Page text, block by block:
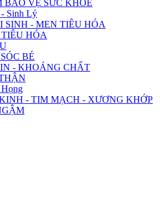
BẢO VỆ SỨC KHỎE
- Sinh Lý
SINH - MEN TIÊU HÓA
HÓA
BÉ
- KHOÁNG CHẤT
- TIM MẠCH - XƯƠNG KHỚP